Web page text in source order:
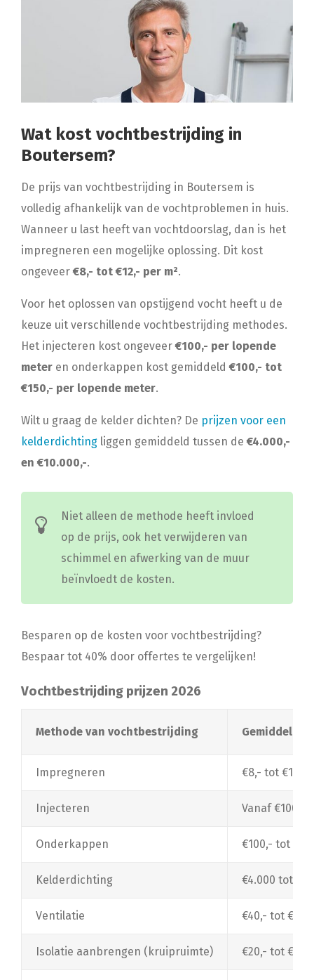
Wat kost vochtbestrijding in
Boutersem?
De prijs van vochtbestrijding in Boutersem is
volledig afhankelijk van de vochtproblemen in huis.
Wanneer u last heeft van vochtdoorslag, dan is het
impregneren een mogelijke oplossing. Dit kost
ongeveer€8,- tot €12,- per m².
Voor het oplossen van opstijgend vocht heeft u de
keuze uit verschillende vochtbestrijding methodes.
Het injecteren kost ongeveer€100,- per lopende
meter en onderkappen kost gemiddeld€100,- tot
€150,- per lopende meter.
Wilt u graag de kelder dichten? De prijzen voor een
kelderdichting liggen gemiddeld tussen de€4.000,-
en €10.000,-.
Niet alleen de methode heeft invloed
op de prijs, ook het verwijderen van
schimmel en afwerking van de muur
beïnvloedt de kosten.
Besparen op de kosten voor vochtbestrijding?
Bespaar tot 40% door offertes te vergelijken!
Vochtbestrijding prijzen 2026
Methode van vochtbestrijding Gemiddelde
Impregneren €8,- tot €12,-
Injecteren Vanaf €100,-
Onderkappen €100,- tot
Kelderdichting €4.000 tot
Ventilatie €40,- tot
Isolatie aanbrengen (kruipruimte) €20,- tot